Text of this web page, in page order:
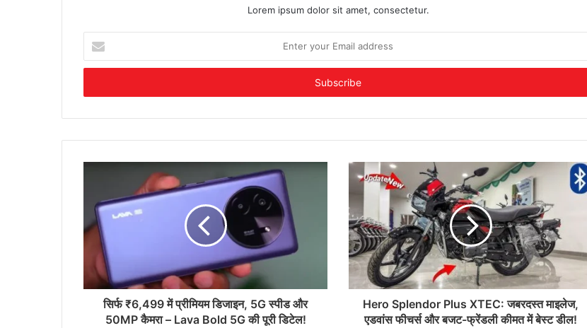
Lorem ipsum dolor sit amet, consectetur.
your
Email
सिर्फ ₹6,499 में प्रीमियम डिजाइन, 5G स्पीड और
50MP कैमरा – Lava Bold 5G की पूरी डिटेल!
Hero Splendor Plus XTEC: जबरदस्त माइलेज,
एडवांस फीचर्स और बजट-फ्रेंडली कीमत में बेस्ट डील!